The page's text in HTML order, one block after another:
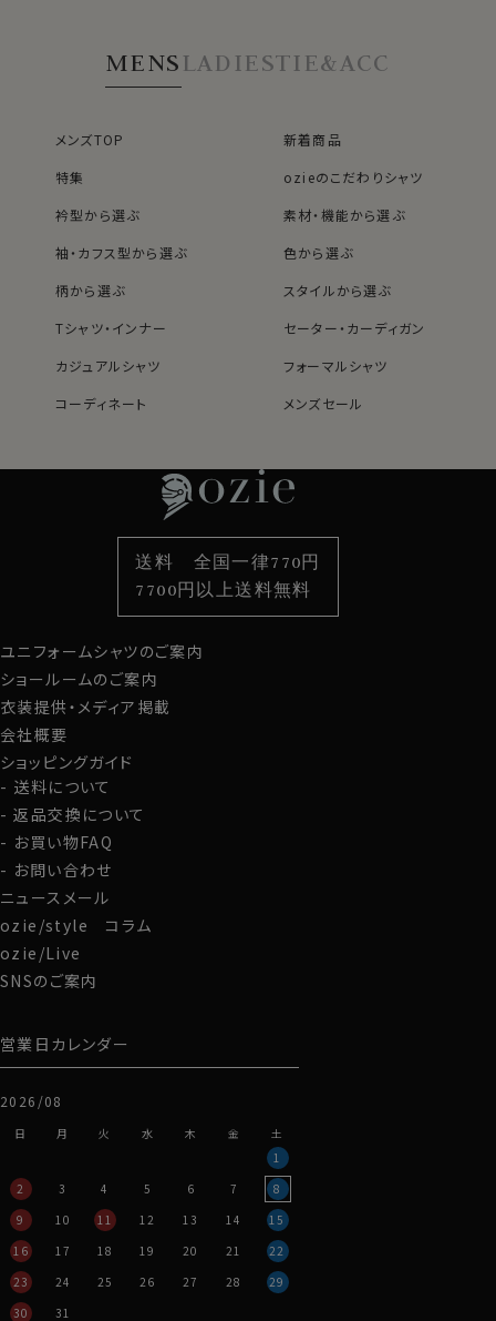
S-37～LL-43・3L-45･4L-47cm / トールM-88・L-90・
LL-90cm・全１２サイズにてご用意。(サイズ表C)
スポット商品につき再入荷はございませんのでご了承く
21007
40702s
なサイズと同じ感覚でお選びください。
MENSLADIESTIE&ACC
メンズTOP
新着商品
特集
ozieのこだわりシャツ
衿型から選ぶ
素材・機能から選ぶ
袖・カフス型から選ぶ
色から選ぶ
柄から選ぶ
スタイルから選ぶ
Tシャツ・インナー
セーター・カーディガン
カジュアルシャツ
フォーマルシャツ
コーディネート
メンズセール
袖・カフス型から選ぶ
色から選ぶ
柄から選ぶ
スタイルから選ぶ
カジュアルシャツ
定番シャツ
カフスボタン
サスペンダー
財布・名刺入れ
バッグ
ストール・マフラー
グローブ
ユニフォームシャツのご案内
ショールームのご案内
衣装提供・メディア掲載
会社概要
ショッピングガイド
送料について
返品交換について
お買い物FAQ
お問い合わせ
ニュースメール
ozie/style コラム
ozie/Live
SNSのご案内
営業日カレンダー
2026/08
日 月 火 水 木 金
土
1
2
3 4 5 6 7
8
9
10 11 12 13 14
15
16
17 18 19 20 21
22
23
24 25 26 27 28
29
30
31
送料 全国一律770円
7700円以上送料無料